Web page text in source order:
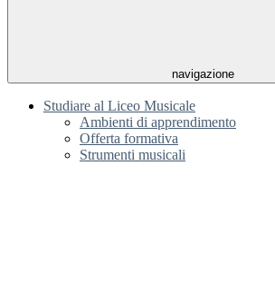
navigazione
Studiare al Liceo Musicale
Ambienti di apprendimento
Offerta formativa
Strumenti musicali